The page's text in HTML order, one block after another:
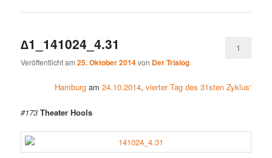
∆1_141024_4.31
Veröffentlicht am25. Oktober 2014von Der Trialog
1
Hamburgam 24.10.2014, vierter Tag des 31sten Zyklus‘
#173 Theater Hools